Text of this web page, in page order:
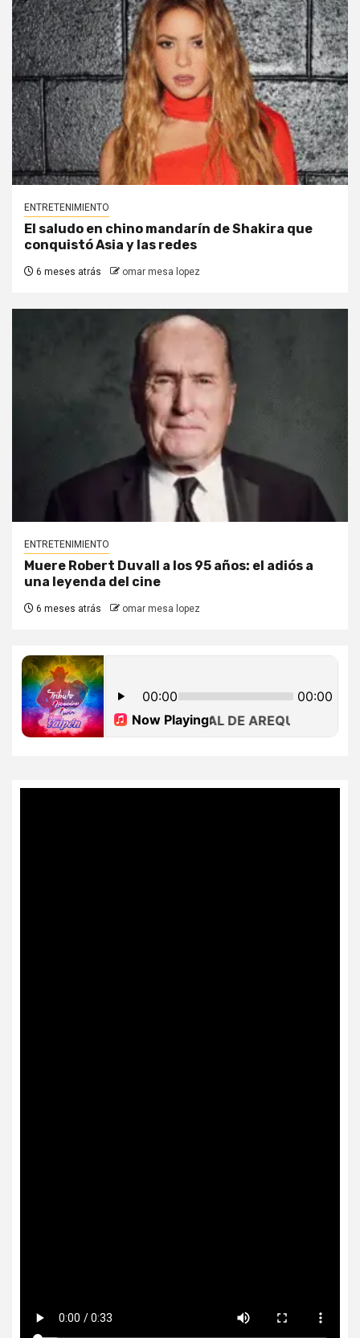
ENTRETENIMIENTO
El saludo en chino mandarín de Shakira que
conquistó Asia y las redes
6 meses atrás omar mesa lopez
ENTRETENIMIENTO
Muere Robert Duvall a los 95 años: el adiós a
una leyenda del cine
6 meses atrás omar mesa lopez